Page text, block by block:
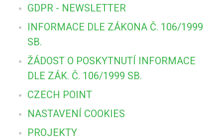
GDPR - NEWSLETTER
INFORMACE DLE ZÁKONA Č. 106/1999
SB.
ŽÁDOST O POSKYTNUTÍ INFORMACE
DLE ZÁK. Č. 106/1999 SB.
CZECH POINT
NASTAVENÍ COOKIES
PROJEKTY